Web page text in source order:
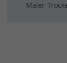
Maler-